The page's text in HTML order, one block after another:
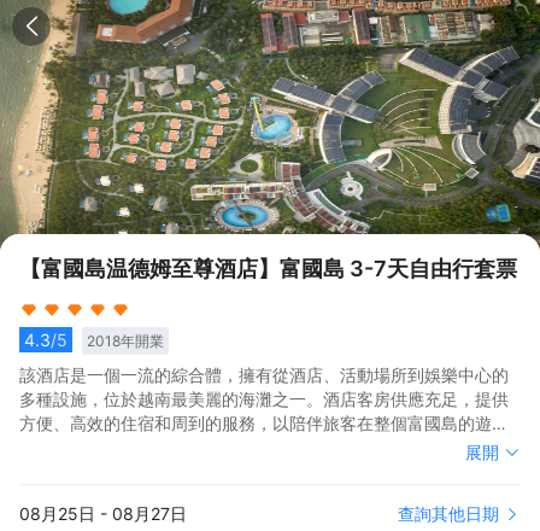
【富國島温德姆至尊酒店】富國島 3-7天自由行套票
4.3/5 2018年開業
該酒店是一個一流的綜合體，擁有從酒店、活動場所到娛樂中心的
多種設施，位於越南最美麗的海灘之一。酒店客房供應充足，提供
方便、高效的住宿和周到的服務，以陪伴旅客在整個富國島的遊
該酒店是一個一流的綜合體，擁有從酒店、活動場所到娛樂中心的
覽，特別是對於有孩子的家庭。
展開
08月25日 - 08月27日 查詢其他日期